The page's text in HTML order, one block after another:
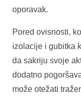
oporavak.
Pored ovisnosti,
izolacije i gubitka
da sakriju svoje
dodatno
može otežati